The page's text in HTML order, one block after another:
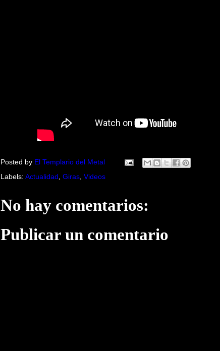
Posted by El Templario del Metal
Labels: Actualidad Giras Videos
No hay comentarios:
Publicar un comentario